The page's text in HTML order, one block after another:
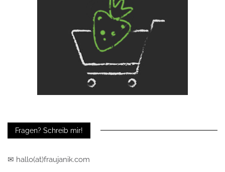
Fragen? Schreib mir!
✉ hallo(at)fraujanik.com